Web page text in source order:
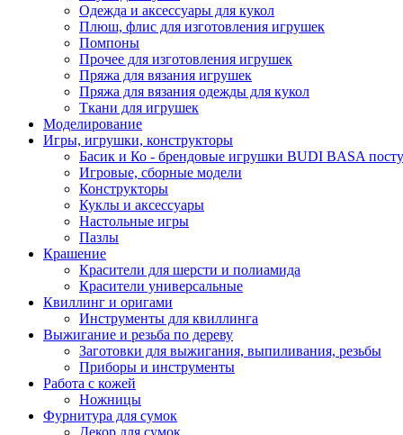
Одежда и аксессуары для кукол
Плюш, флис для изготовления игрушек
Помпоны
Прочее для изготовления игрушек
Пряжа для вязания игрушек
Пряжа для вязания одежды для кукол
Ткани для игрушек
Моделирование
Игры, игрушки, конструкторы
Басик и Ко - брендовые игрушки BUDI BASA
Игровые, сборные модели
Конструкторы
Куклы и аксессуары
Настольные игры
Пазлы
Крашение
Красители для шерсти и полиамида
Красители универсальные
Квиллинг и оригами
Инструменты для квиллинга
Выжигание и резьба по дереву
Заготовки для выжигания, выпиливания, резьбы
Приборы и инструменты
Работа с кожей
Ножницы
Фурнитура для сумок
Декор для сумок